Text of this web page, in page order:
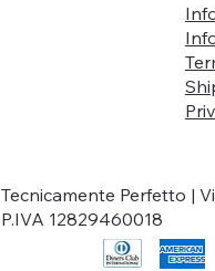
Tecnicamente Perfetto |
P.IVA 12829460018